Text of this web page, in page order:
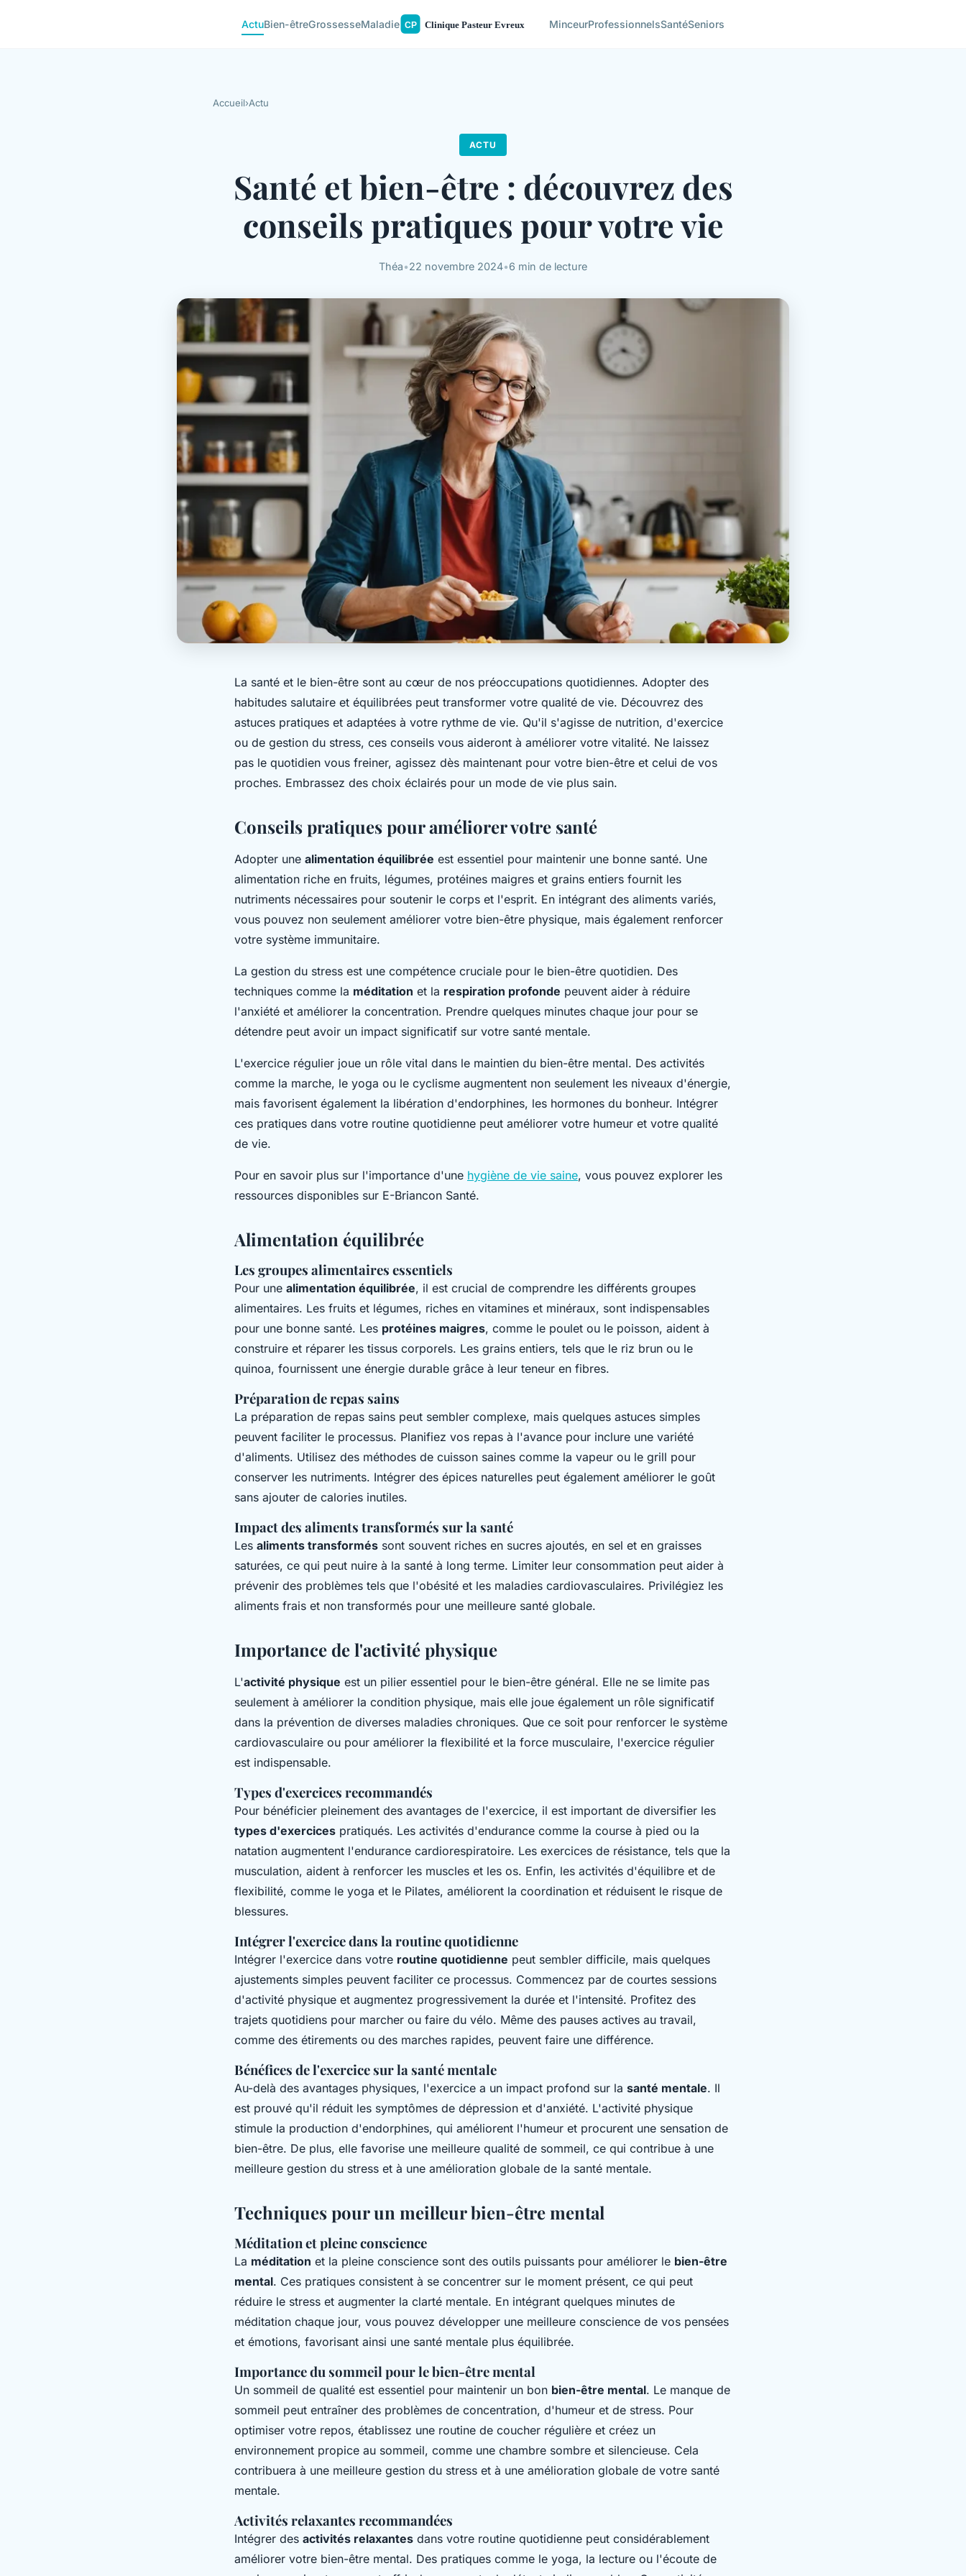
ActuBien-êtreGrossesseMaladie MinceurProfessionnelsSantéSeniors
Accueil›Actu
ACTU
Santé et bien-être : découvrez des
conseils pratiques pour votre vie
Théa•22 novembre 2024•6 min de lecture
La santé et le bien-être sont au cœur de nos préoccupations quotidiennes. Adopter des
habitudes salutaire et équilibrées peut transformer votre qualité de vie. Découvrez des
astuces pratiques et adaptées à votre rythme de vie. Qu'il s'agisse de nutrition, d'exercice
ou de gestion du stress, ces conseils vous aideront à améliorer votre vitalité. Ne laissez
pas le quotidien vous freiner, agissez dès maintenant pour votre bien-être et celui de vos
proches. Embrassez des choix éclairés pour un mode de vie plus sain.
Conseils pratiques pour améliorer votre santé
Adopter une alimentation équilibrée est essentiel pour maintenir une bonne santé. Une
alimentation riche en fruits, légumes, protéines maigres et grains entiers fournit les
nutriments nécessaires pour soutenir le corps et l'esprit. En intégrant des aliments variés,
vous pouvez non seulement améliorer votre bien-être physique, mais également renforcer
votre système immunitaire.
La gestion du stress est une compétence cruciale pour le bien-être quotidien. Des
techniques comme la méditation et la respiration profonde peuvent aider à réduire
l'anxiété et améliorer la concentration. Prendre quelques minutes chaque jour pour se
détendre peut avoir un impact significatif sur votre santé mentale.
L'exercice régulier joue un rôle vital dans le maintien du bien-être mental. Des activités
comme la marche, le yoga ou le cyclisme augmentent non seulement les niveaux d'énergie,
mais favorisent également la libération d'endorphines, les hormones du bonheur. Intégrer
ces pratiques dans votre routine quotidienne peut améliorer votre humeur et votre qualité
de vie.
Pour en savoir plus sur l'importance d'une hygiène de vie saine, vous pouvez explorer les
ressources disponibles sur E-Briancon Santé.
Alimentation équilibrée
Les groupes alimentaires essentiels
Pour une alimentation équilibrée, il est crucial de comprendre les différents groupes
alimentaires. Les fruits et légumes, riches en vitamines et minéraux, sont indispensables
pour une bonne santé. Les protéines maigres, comme le poulet ou le poisson, aident à
construire et réparer les tissus corporels. Les grains entiers, tels que le riz brun ou le
quinoa, fournissent une énergie durable grâce à leur teneur en fibres.
Préparation de repas sains
La préparation de repas sains peut sembler complexe, mais quelques astuces simples
peuvent faciliter le processus. Planifiez vos repas à l'avance pour inclure une variété
d'aliments. Utilisez des méthodes de cuisson saines comme la vapeur ou le grill pour
conserver les nutriments. Intégrer des épices naturelles peut également améliorer le goût
sans ajouter de calories inutiles.
Impact des aliments transformés sur la santé
Les aliments transformés sont souvent riches en sucres ajoutés, en sel et en graisses
saturées, ce qui peut nuire à la santé à long terme. Limiter leur consommation peut aider à
prévenir des problèmes tels que l'obésité et les maladies cardiovasculaires. Privilégiez les
aliments frais et non transformés pour une meilleure santé globale.
Importance de l'activité physique
L'activité physique est un pilier essentiel pour le bien-être général. Elle ne se limite pas
seulement à améliorer la condition physique, mais elle joue également un rôle significatif
dans la prévention de diverses maladies chroniques. Que ce soit pour renforcer le système
cardiovasculaire ou pour améliorer la flexibilité et la force musculaire, l'exercice régulier
est indispensable.
Types d'exercices recommandés
Pour bénéficier pleinement des avantages de l'exercice, il est important de diversifier les
types d'exercices pratiqués. Les activités d'endurance comme la course à pied ou la
natation augmentent l'endurance cardiorespiratoire. Les exercices de résistance, tels que la
musculation, aident à renforcer les muscles et les os. Enfin, les activités d'équilibre et de
flexibilité, comme le yoga et le Pilates, améliorent la coordination et réduisent le risque de
blessures.
Intégrer l'exercice dans la routine quotidienne
Intégrer l'exercice dans votre routine quotidienne peut sembler difficile, mais quelques
ajustements simples peuvent faciliter ce processus. Commencez par de courtes sessions
d'activité physique et augmentez progressivement la durée et l'intensité. Profitez des
trajets quotidiens pour marcher ou faire du vélo. Même des pauses actives au travail,
comme des étirements ou des marches rapides, peuvent faire une différence.
Bénéfices de l'exercice sur la santé mentale
Au-delà des avantages physiques, l'exercice a un impact profond sur la santé mentale. Il
est prouvé qu'il réduit les symptômes de dépression et d'anxiété. L'activité physique
stimule la production d'endorphines, qui améliorent l'humeur et procurent une sensation de
bien-être. De plus, elle favorise une meilleure qualité de sommeil, ce qui contribue à une
meilleure gestion du stress et à une amélioration globale de la santé mentale.
Techniques pour un meilleur bien-être mental
Méditation et pleine conscience
La méditation et la pleine conscience sont des outils puissants pour améliorer le bien-être
mental. Ces pratiques consistent à se concentrer sur le moment présent, ce qui peut
réduire le stress et augmenter la clarté mentale. En intégrant quelques minutes de
méditation chaque jour, vous pouvez développer une meilleure conscience de vos pensées
et émotions, favorisant ainsi une santé mentale plus équilibrée.
Importance du sommeil pour le bien-être mental
Un sommeil de qualité est essentiel pour maintenir un bon bien-être mental. Le manque de
sommeil peut entraîner des problèmes de concentration, d'humeur et de stress. Pour
optimiser votre repos, établissez une routine de coucher régulière et créez un
environnement propice au sommeil, comme une chambre sombre et silencieuse. Cela
contribuera à une meilleure gestion du stress et à une amélioration globale de votre santé
mentale.
Activités relaxantes recommandées
Intégrer des activités relaxantes dans votre routine quotidienne peut considérablement
améliorer votre bien-être mental. Des pratiques comme le yoga, la lecture ou l'écoute de